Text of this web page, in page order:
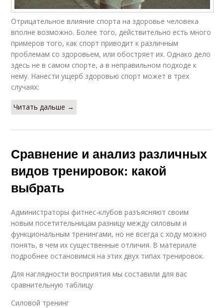
Отрицательное влияние спорта на здоровье человека
вполне возможно. Более того, действительно есть много
примеров того, как спорт приводит к различным
проблемам со здоровьем, или обостряет их. Однако дело
здесь не в самом спорте, а в неправильном подходе к
нему. Нанести ущерб здоровью спорт может в трех
случаях:
Читать дальше →
Сравнение и анализ различных
видов тренировок: какой
выбрать
Администраторы фитнес-клубов разъясняют своим
новым посетительницам разницу между силовым и
функциональным тренингами, но не всегда с ходу можно
понять, в чем их существенные отличия. В материале
подробнее остановимся на этих двух типах тренировок.
Для наглядности восприятия мы составили для вас
сравнительную таблицу
Силовой тренинг